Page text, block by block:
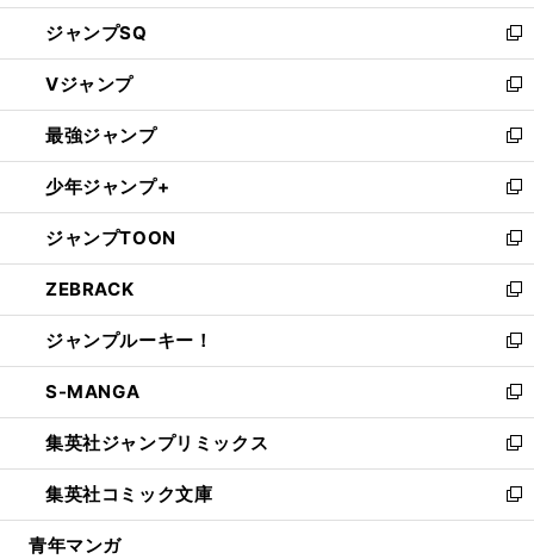
し
い
ウ
ィ
ン
ド
ウ
で
開
く
ジャンプSQ
新
し
い
ウ
ィ
ン
ド
ウ
で
開
く
Vジャンプ
新
し
い
ウ
ィ
ン
ド
ウ
で
開
く
最強ジャンプ
新
し
い
ウ
ィ
ン
ド
ウ
で
開
く
少年ジャンプ+
新
し
い
ウ
ィ
ン
ド
ウ
で
開
く
ジャンプTOON
新
し
い
ウ
ィ
ン
ド
ウ
で
開
く
ZEBRACK
新
し
い
ウ
ィ
ン
ド
ウ
で
開
ジャンプルーキー！
新
し
い
ウ
ィ
ン
ド
ウ
S-MANGA
新
し
い
ウ
ィ
ン
集英社ジャンプリミックス
新
し
い
ウ
集英社コミック文庫
新
し
青年マンガ